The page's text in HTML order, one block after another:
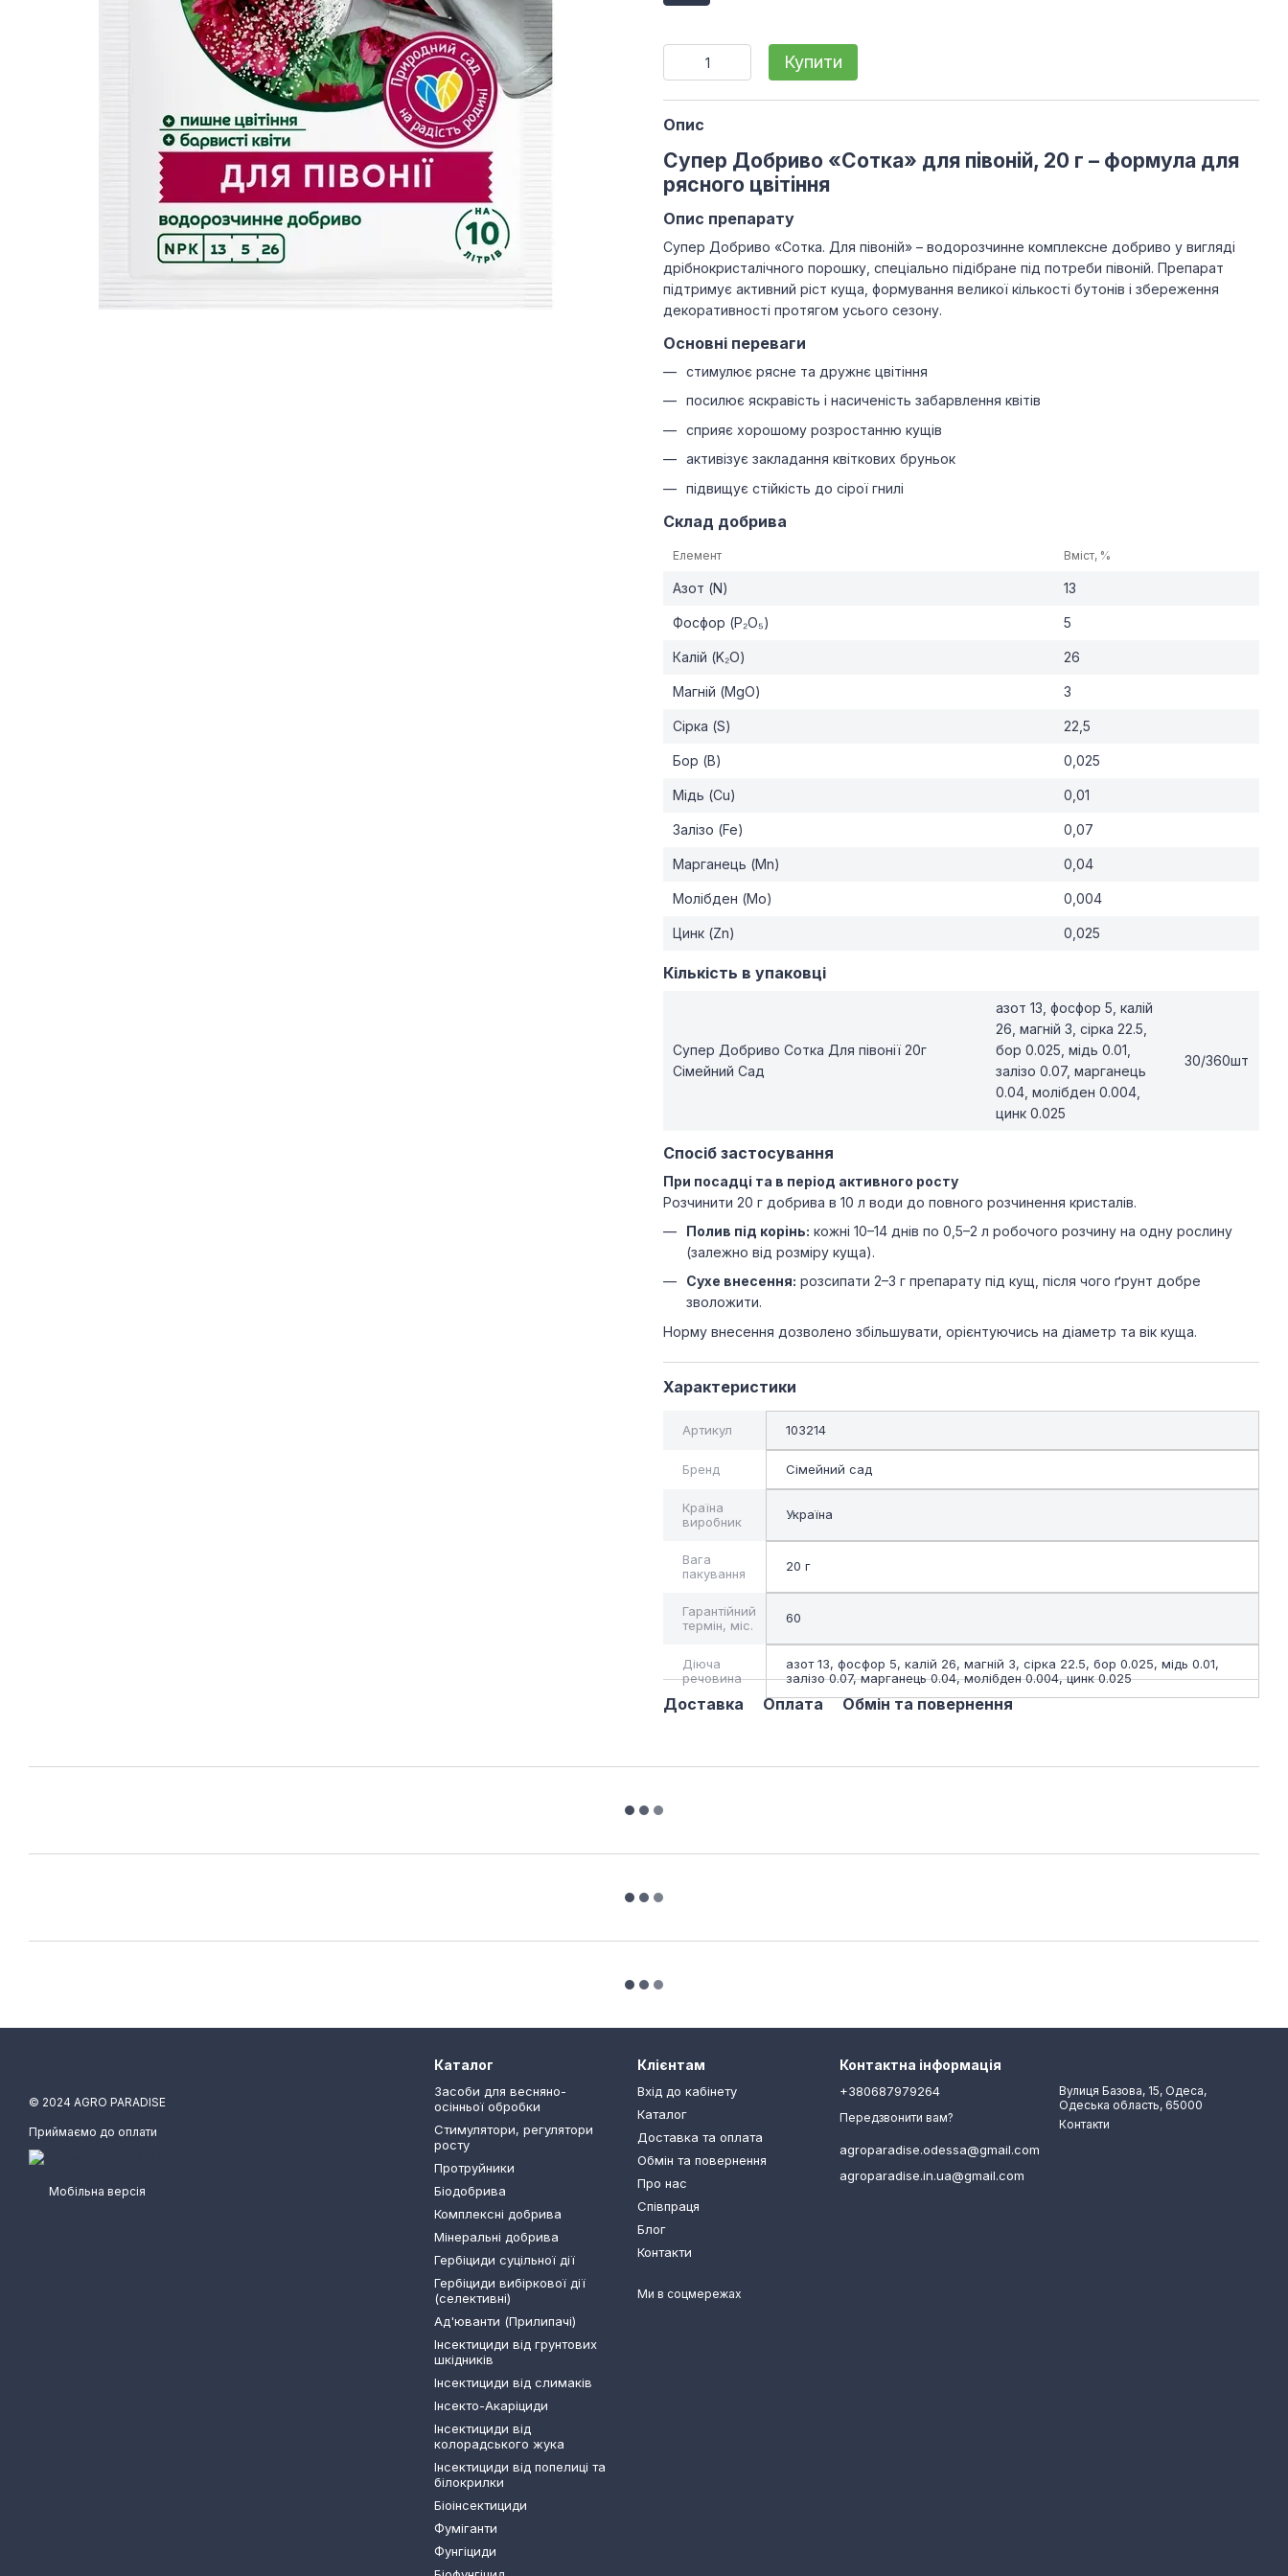
Купити
Опис
Супер Добриво «Сотка» для півоній, 20 г – формула для
рясного цвітіння
Опис препарату
Супер Добриво «Сотка. Для півоній» – водорозчинне комплексне добриво у вигляді
дрібнокристалічного порошку, спеціально підібране під потреби півоній. Препарат
підтримує активний ріст куща, формування великої кількості бутонів і збереження
декоративності протягом усього сезону.
Основні переваги
стимулює рясне та дружнє цвітіння
посилює яскравість і насиченість забарвлення квітів
сприяє хорошому розростанню кущів
активізує закладання квіткових бруньок
підвищує стійкість до сірої гнилі
Склад добрива
Елемент Вміст, %
Азот (N) 13
Фосфор (P₂O₅) 5
Калій (K₂O) 26
Магній (MgO) 3
Сірка (S) 22,5
Бор (B) 0,025
Мідь (Cu) 0,01
Залізо (Fe) 0,07
Марганець (Mn) 0,04
Молібден (Mo) 0,004
Цинк (Zn) 0,025
Кількість в упаковці
Супер Добриво Сотка Для півонії 20г
Сімейний Сад
азот 13, фосфор 5, калій
26, магній 3, сірка 22.5,
бор 0.025, мідь 0.01,
залізо 0.07, марганець
0.04, молібден 0.004,
цинк 0.025
30/360шт
Спосіб застосування
При посадці та в період активного росту
Розчинити 20 г добрива в 10 л води до повного розчинення кристалів.
Полив під корінь: кожні 10–14 днів по 0,5–2 л робочого розчину на одну рослину
(залежно від розміру куща).
Сухе внесення: розсипати 2–3 г препарату під кущ, після чого ґрунт добре
зволожити.
Норму внесення дозволено збільшувати, орієнтуючись на діаметр та вік куща.
Характеристики
Артикул 103214
Бренд Сімейний сад
Країна
виробник
Україна
Вага
пакування
20 г
Гарантійний
термін, міс.
60
Діюча
речовина
азот 13, фосфор 5, калій 26, магній 3, сірка 22.5, бор 0.025, мідь 0.01,
залізо 0.07, марганець 0.04, молібден 0.004, цинк 0.025
Доставка Оплата Обмін та повернення
© 2024 AGRO PARADISE
Приймаємо до оплати
Мобільна версія
Каталог
Засоби для весняно-
осінньої обробки
Стимулятори, регулятори
росту
Протруйники
Біодобрива
Комплексні добрива
Мінеральні добрива
Гербіциди суцільної дії
Гербіциди вибіркової дії
(селективні)
Ад'юванти (Прилипачі)
Інсектициди від грунтових
шкідників
Інсектициди від слимаків
Інсекто-Акаріциди
Інсектициди від
колорадського жука
Інсектициди від попелиці та
білокрилки
Біоінсектициди
Фуміганти
Фунгіциди
Клієнтам
Вхід до кабінету
Каталог
Доставка та оплата
Обмін та повернення
Про нас
Співпраця
Блог
Контакти
Ми в соцмережах
Контактна інформація
+380687979264
Передзвонити вам?
agroparadise.odessa@gmail.com
agroparadise.in.ua@gmail.com
Вулиця Базова, 15, Одеса,
Одеська область, 65000
Контакти